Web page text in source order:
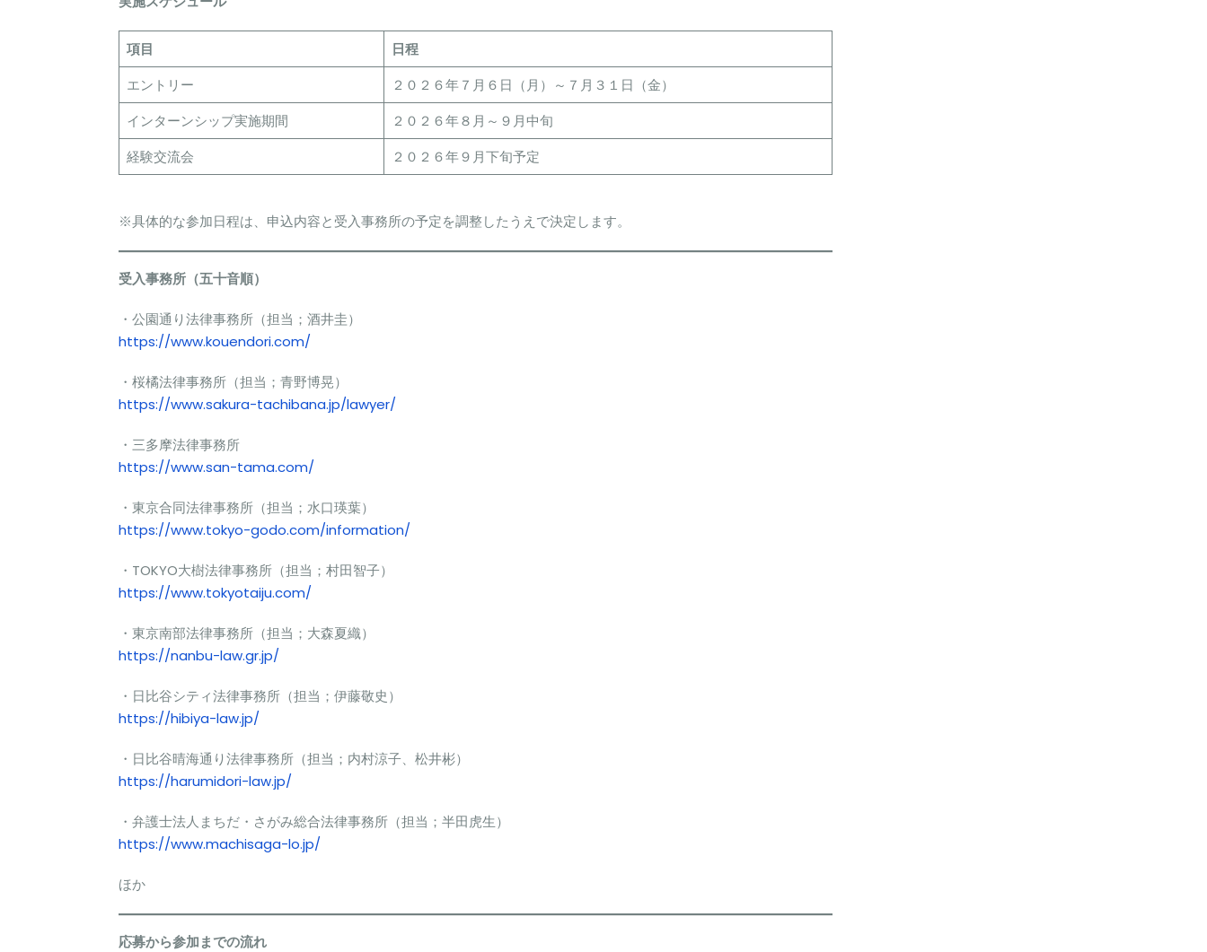
項目
日程
エントリー
２０２６年７月６日（月）～７月３１日（金）
インターンシップ実施期間
２０２６年８月～９月中旬
経験交流会
２０２６年９月下旬予定
※具体的な参加日程は、申込内容と受入事務所の予定を調整したうえで決定します。
受入事務所（五十音順）
・公園通り法律事務所（担当；酒井圭）
https://www.kouendori.com/
・桜橘法律事務所（担当；青野博晃）
https://www.sakura-tachibana.jp/lawyer/
・三多摩法律事務所
https://www.san-tama.com/
・東京合同法律事務所（担当；水口瑛葉）
https://www.tokyo-godo.com/information/
・TOKYO大樹法律事務所（担当；村田智子）
https://www.tokyotaiju.com/
・東京南部法律事務所（担当；大森夏織）
https://nanbu-law.gr.jp/
・日比谷シティ法律事務所（担当；伊藤敬史）
https://hibiya-law.jp/
・日比谷晴海通り法律事務所（担当；内村涼子、松井彬）
https://harumidori-law.jp/
・弁護士法人まちだ・さがみ総合法律事務所（担当；半田虎生）
https://www.machisaga-lo.jp/
ほか
応募から参加までの流れ